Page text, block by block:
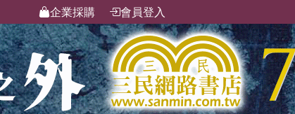
企業採購 會員登入